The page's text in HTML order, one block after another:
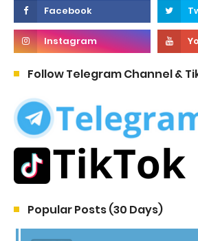
Follow Telegram Channel &
Popular Posts (30 Days)